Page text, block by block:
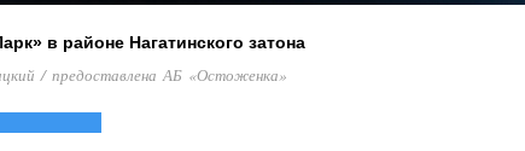
в районе Нагатинского затона
/ предоставлена АБ «Остоженка»